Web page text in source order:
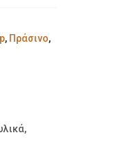
, Πράσινο,